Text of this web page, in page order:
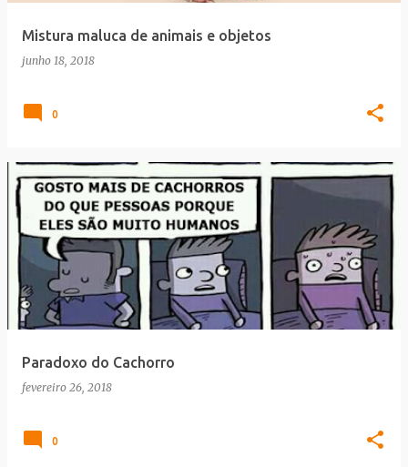
Mistura maluca de animais e objetos
junho 18, 2018
0
Paradoxo do Cachorro
fevereiro 26, 2018
0